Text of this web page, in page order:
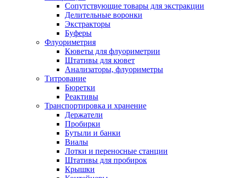
Сопутствующие товары для экстракции
Делительные воронки
Экстракторы
Буферы
Флуориметрия
Кюветы для флуориметрии
Штативы для кювет
Анализаторы, флуориметры
Титрование
Бюретки
Реактивы
Транспортировка и хранение
Держатели
Пробирки
Бутыли и банки
Виалы
Лотки и переносные станции
Штативы для пробирок
Крышки